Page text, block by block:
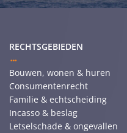
RECHTSGEBIEDEN
Bouwen, wonen & huren
Consumentenrecht
Familie & echtscheiding
Incasso & beslag
Letselschade & ongevallen